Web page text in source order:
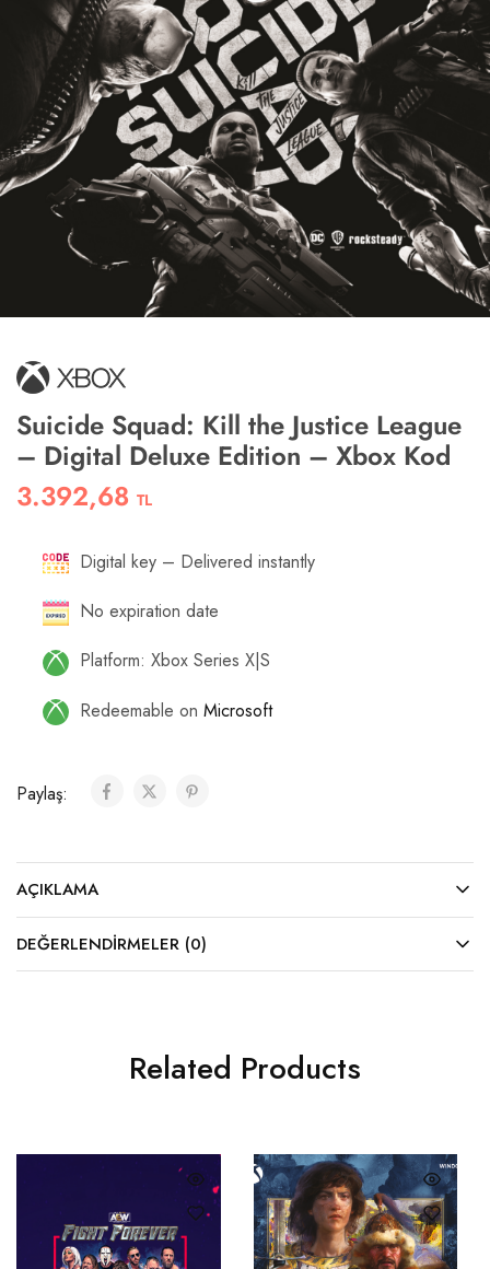
Suicide Squad: Kill the Justice League
– Digital Deluxe Edition – Xbox Kod
3.392,68 TL
Digital key – Delivered instantly
No expiration date
Platform: Xbox Series X|S
Redeemable on Microsoft
Paylaş:
AÇIKLAMA
DEĞERLENDIRMELER (0)
Related Products